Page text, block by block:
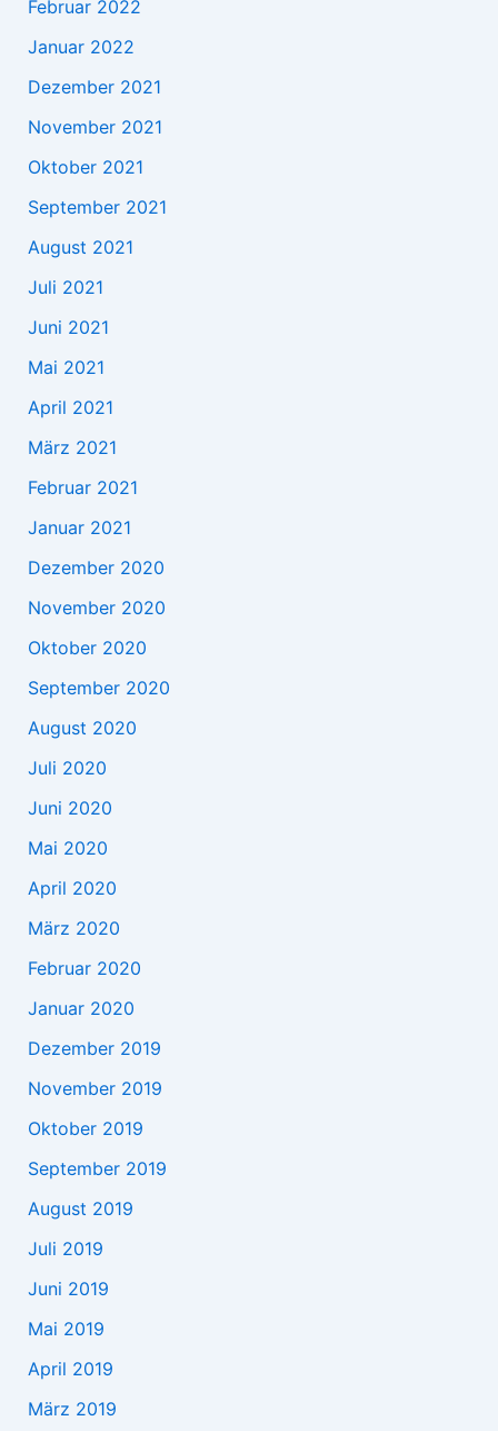
Februar 2022
Januar 2022
Dezember 2021
November 2021
Oktober 2021
September 2021
August 2021
Juli 2021
Juni 2021
Mai 2021
April 2021
März 2021
Februar 2021
Januar 2021
Dezember 2020
November 2020
Oktober 2020
September 2020
August 2020
Juli 2020
Juni 2020
Mai 2020
April 2020
März 2020
Februar 2020
Januar 2020
Dezember 2019
November 2019
Oktober 2019
September 2019
August 2019
Juli 2019
Juni 2019
Mai 2019
April 2019
März 2019